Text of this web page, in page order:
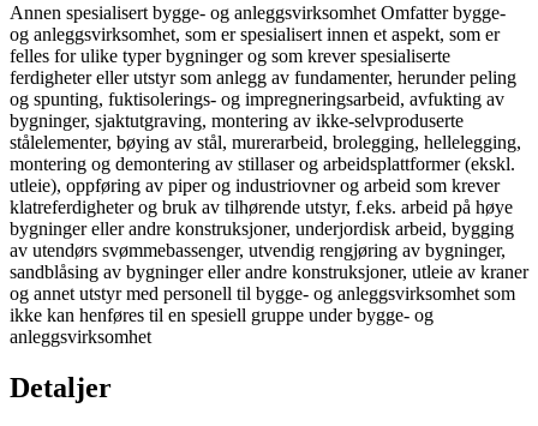
Annen spesialisert bygge- og anleggsvirksomhet Omfatter bygge-
og anleggsvirksomhet, som er spesialisert innen et aspekt, som er
felles for ulike typer bygninger og som krever spesialiserte
ferdigheter eller utstyr som anlegg av fundamenter, herunder peling
og spunting, fuktisolerings- og impregneringsarbeid, avfukting av
bygninger, sjaktutgraving, montering av ikke-selvproduserte
stålelementer, bøying av stål, murerarbeid, brolegging, hellelegging,
montering og demontering av stillaser og arbeidsplattformer (ekskl.
utleie), oppføring av piper og industriovner og arbeid som krever
klatreferdigheter og bruk av tilhørende utstyr, f.eks. arbeid på høye
bygninger eller andre konstruksjoner, underjordisk arbeid, bygging
av utendørs svømmebassenger, utvendig rengjøring av bygninger,
sandblåsing av bygninger eller andre konstruksjoner, utleie av kraner
og annet utstyr med personell til bygge- og anleggsvirksomhet som
ikke kan henføres til en spesiell gruppe under bygge- og
anleggsvirksomhet
Detaljer